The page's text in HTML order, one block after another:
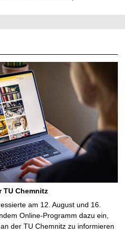
TU Chemnitz
am 12. August und 16.
Online-Programm dazu ein,
der TU Chemnitz zu informieren